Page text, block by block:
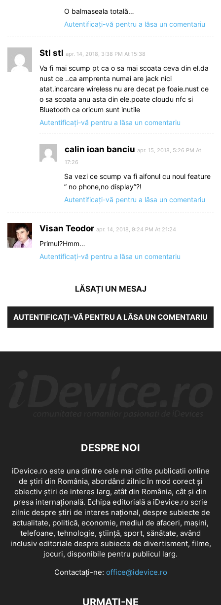
O balmaseala totală…
Autentificați-vă pentru a lăsa un comentariu
Stl stl apr. 14, 2018, 3:38 PM At 15:38
Va fi mai scump pt ca o sa mai scoata ceva din el.da
nust ce ..ca amprenta numai are jack nici
atat.incarcare wireless nu are decat pe foaie.nust ce
o sa scoata anu asta din ele.poate cloudu nfc si
Bluetooth ca oricum sunt inutile
Autentificați-vă pentru a lăsa un comentariu
calin ioan banciu apr. 15, 2018, 5:26 PM At
17:26
Sa vezi ce scump va fi aifonul cu noul feature
” no phone,no display”?!
Autentificați-vă pentru a lăsa un comentariu
Visan Teodor apr. 14, 2018, 9:24 PM At 21:24
Primul?Hmm…
Autentificați-vă pentru a lăsa un comentariu
LĂSAȚI UN MESAJ
AUTENTIFICAȚI-VĂ PENTRU A LĂSA UN COMENTARIU
DESPRE NOI
iDevice.ro este una dintre cele mai citite publicatii online
de știri din România, abordând zilnic în mod corect și
obiectiv știri de interes larg, atât din România, cât și din
presa internațională. Echipa editorială a iDevice.ro scrie
zilnic despre știri de interes național, despre subiecte de
actualitate, politică, economie, mediul de afaceri, mașini,
telefoane, tehnologie, știință, sport, sănătate, având
inclusiv editoriale despre subiecte de divertisment, filme,
jocuri, disponibile pentru publicul larg.
Contactați-ne: office@idevice.ro
URMAȚI-NE